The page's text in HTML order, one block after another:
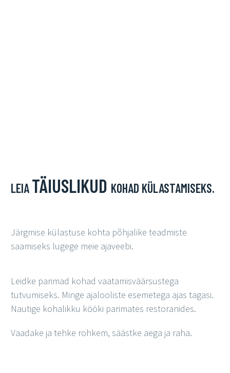
LEIA TÄIUSLIKUD KOHAD KÜLASTAMISEKS.
Järgmise külastuse kohta põhjalike teadmiste
saamiseks lugege meie ajaveebi.
Leidke parimad kohad vaatamisväärsustega
tutvumiseks. Minge ajalooliste esemetega ajas tagasi.
Nautige kohalikku kööki parimates restoranides.
Vaadake ja tehke rohkem, säästke aega ja raha.